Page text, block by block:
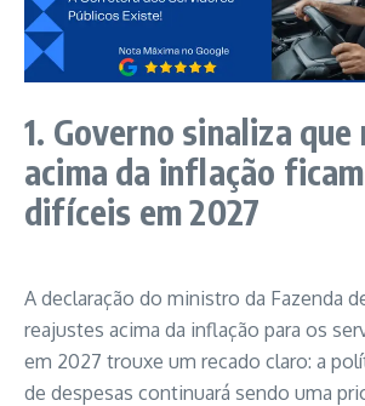
1. Governo sinaliza
acima da inflação
difíceis em 2027
A declaração do ministro da Fazenda
reajustes acima da inflação para os
em 2027 trouxe um recado claro: a
de despesas continuará sendo uma